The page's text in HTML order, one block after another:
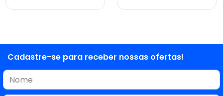
Cadastre-se para receber nossas ofertas!